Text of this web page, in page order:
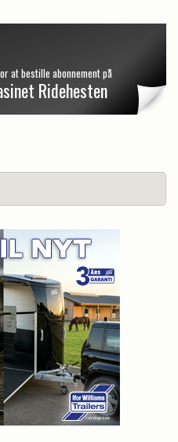
at bestille abonnement på
Ridehesten